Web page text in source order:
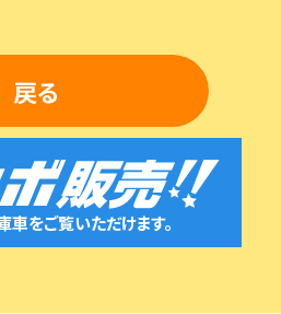
戻る
車をご覧いただけます。